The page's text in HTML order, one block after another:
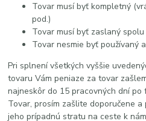
Tovar musí byť kompletný
pod.)
Tovar musí byť zaslaný
Tovar nesmie byť používaný
Pri splnení všetkých vyššie
tovaru Vám peniaze za tovar
najneskôr do 15 pracovných dní po
Tovar, prosím zašlite doporučene
jeho prípadnú stratu na ceste k